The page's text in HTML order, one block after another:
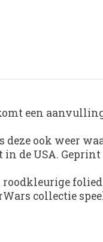
een
deze ook weer
de USA. Geprint
roodkleurige
collectie